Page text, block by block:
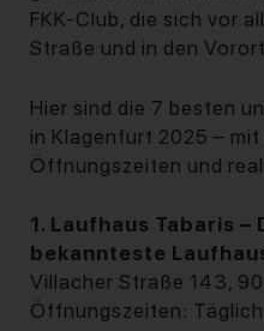
FKK-Club, die sich vor
Straße und in den
Hier sind die 7 besten
in Klagenfurt 2025 –
Öffnungszeiten und
1. Laufhaus Tabaris –
bekannteste
Villacher Straße 143,
Öffnungszeiten: